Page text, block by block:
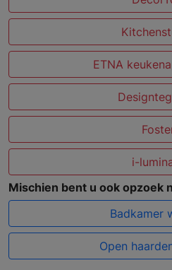
ETNA
i-
Mischien bent u ook opzoek
Badkamer
Open